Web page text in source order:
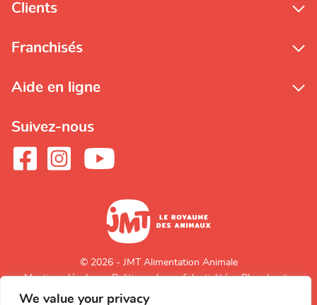
We value your privacy
Clients
Franchisés
Aide en ligne
Suivez-nous
© 2026 - JMT Alimentation Animale
Mentions légales
Politique de confidentialité Plan du site